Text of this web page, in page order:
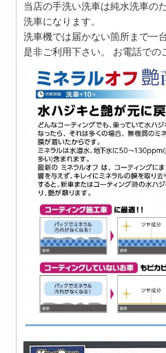
当店の手洗い洗車は純水洗車の
洗車になります。
洗車機では届かない箇所まで一
是非ご利用下さい。 お電話での